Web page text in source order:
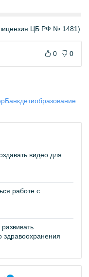
ЦБ РФ № 1481)
0 0
детиобразование
видео для
работе с
здравоохранения